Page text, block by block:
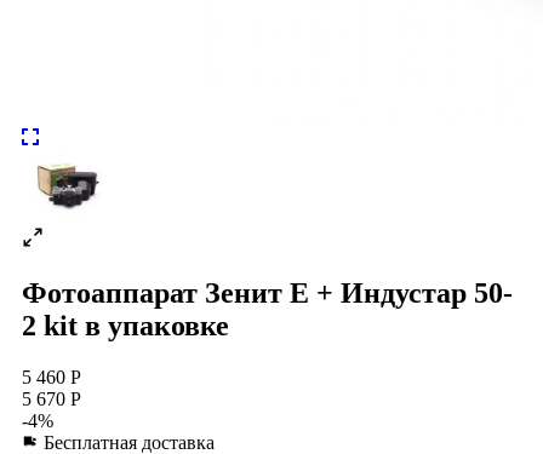
Фотоаппарат Зенит Е + Индустар 50-
2 kit в упаковке
5 460 Р
5 670 Р
-4%
Бесплатная доставка